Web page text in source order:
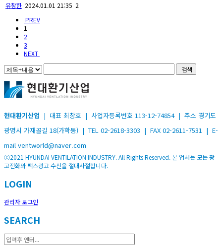
유창한 2024.01.01 21:35 2
PREV
1
2
3
NEXT
검색
현대환기산업 | 대표 최창호 | 사업자등록번호 113-12-74854 | 주소 경기도
광명시 가재골길 18(가학동) | TEL 02-2618-3303 | FAX 02-2611-7531 | E-
mail ventworld@naver.com
ⓒ2021 HYUNDAI VENTILATION INDUSTRY. All Rights Reserved. 본 업체는 모든 광
고전화와 팩스광고 수신을 절대사절합니다.
LOGIN
관리자 로그인
SEARCH